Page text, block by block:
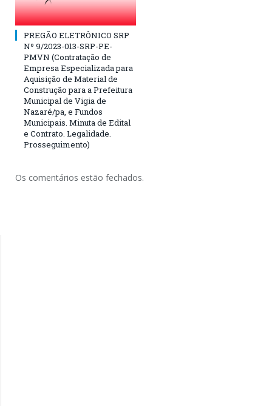
PREGÃO ELETRÔNICO SRP
Nº 9/2023-013-SRP-PE-
PMVN (Contratação de
Empresa Especializada para
Aquisição de Material de
Construção para a Prefeitura
Municipal de Vigia de
Nazaré/pa, e Fundos
Municipais. Minuta de Edital
e Contrato. Legalidade.
Prosseguimento)
Os comentários estão fechados.